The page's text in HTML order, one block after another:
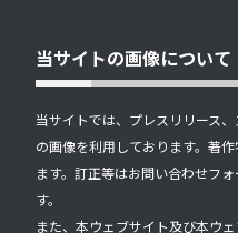
当サイトの画像について
当サイトでは、プレスリリース
の画像を利用しております。著
ます。訂正等はお問い合わせフ
す。
また、本ウェブサイト及び本ウ